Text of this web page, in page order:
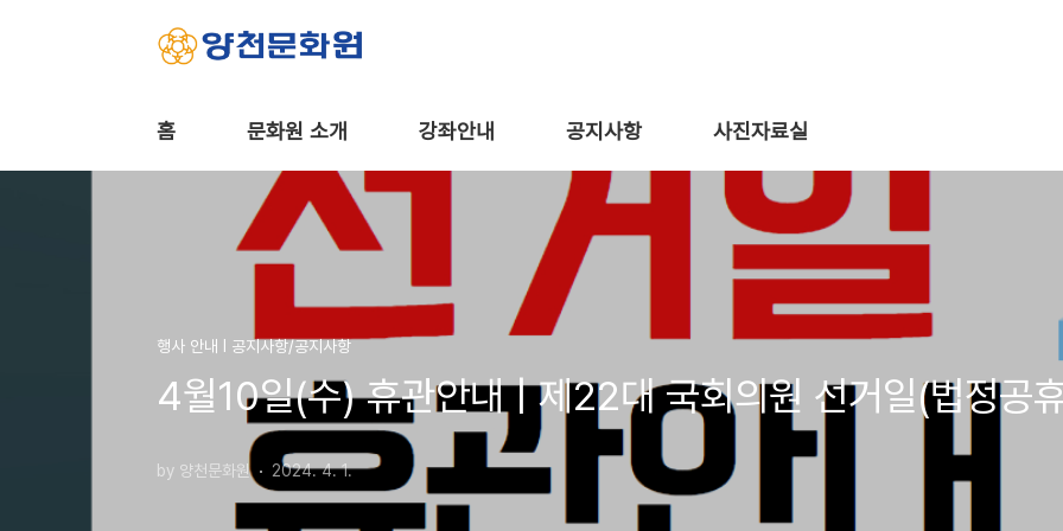
홈 문화원 소개 강좌안내 공지사항 사진자료실
행사 안내 Ι 공지사항/공지사항
4월10일(수) 휴관안내 | 제22대 국회의원 선거일(법정공
by 양천문화원 2024. 4. 1.